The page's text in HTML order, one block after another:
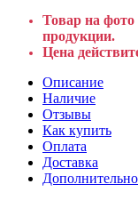
Товар на фото
продукции.
Цена
Описание
Наличие
Отзывы
Как купить
Оплата
Доставка
Дополнительно